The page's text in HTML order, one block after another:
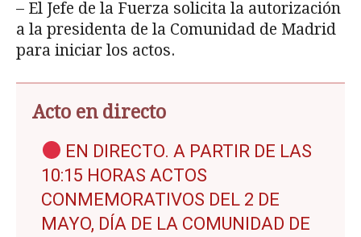
– El Jefe de la Fuerza solicita la autorización
a la presidenta de la Comunidad de Madrid
para iniciar los actos.
Acto en directo
EN DIRECTO. A PARTIR DE LAS
10:15 HORAS ACTOS
CONMEMORATIVOS DEL 2 DE
MAYO, DÍA DE LA COMUNIDAD DE